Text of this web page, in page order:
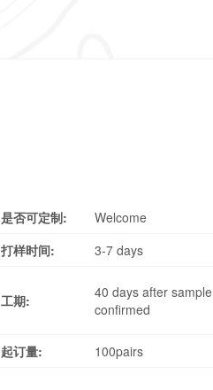
是否可定制:
Welcome
打样时间: 3-7 days
工期:
40 days after sample
confirmed
起订量: 100pairs